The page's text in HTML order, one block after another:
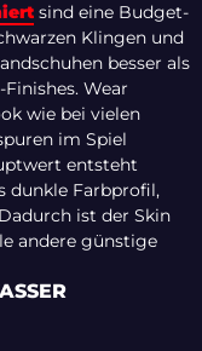
sind eine Budget-
Klingen und
besser als
Wear
wie bei vielen
im Spiel
entsteht
dunkle Farbprofil,
ist der Skin
andere günstige